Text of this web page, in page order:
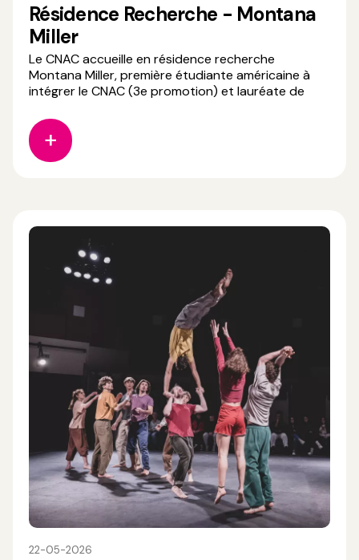
Résidence Recherche - Montana
Miller
Le CNAC accueille en résidence recherche
Montana Miller, première étudiante américaine à
intégrer le CNAC (3e promotion) et lauréate de
2026 ». Aujourd’hui enseignante-chercheuse à la
Bowling Green State University (Ohio, USA),
Montana a décidé d
22-05-2026